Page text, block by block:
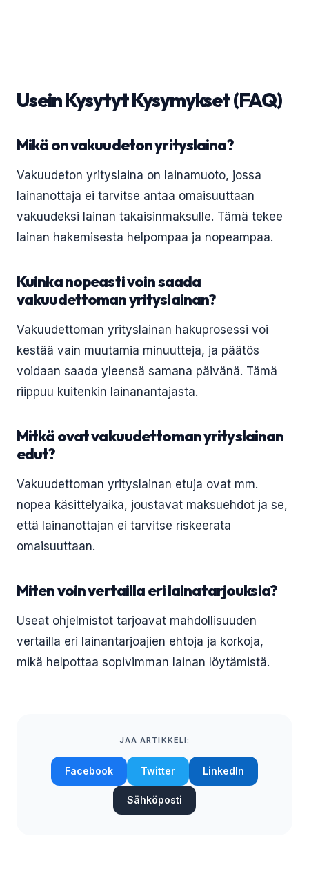
Usein Kysytyt Kysymykset (FAQ)
Mikä on vakuudeton yrityslaina?
Vakuudeton yrityslaina on lainamuoto, jossa
lainanottaja ei tarvitse antaa omaisuuttaan
vakuudeksi lainan takaisinmaksulle. Tämä tekee
lainan hakemisesta helpompaa ja nopeampaa.
Kuinka nopeasti voin saada
vakuudettoman yrityslainan?
Vakuudettoman yrityslainan hakuprosessi voi
kestää vain muutamia minuutteja, ja päätös
voidaan saada yleensä samana päivänä. Tämä
riippuu kuitenkin lainanantajasta.
Mitkä ovat vakuudettoman yrityslainan
edut?
Vakuudettoman yrityslainan etuja ovat mm.
nopea käsittelyaika, joustavat maksuehdot ja se,
että lainanottajan ei tarvitse riskeerata
omaisuuttaan.
Miten voin vertailla eri lainatarjouksia?
Useat ohjelmistot tarjoavat mahdollisuuden
vertailla eri lainantarjoajien ehtoja ja korkoja,
mikä helpottaa sopivimman lainan löytämistä.
JAA ARTIKKELI:
Facebook Twitter LinkedIn
Sähköposti